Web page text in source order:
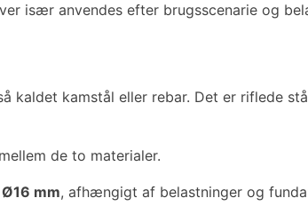
især anvendes efter brugsscenarie og
kaldet kamstål eller rebar. Det er riflede
de to materialer.
mm, afhængigt af belastninger og